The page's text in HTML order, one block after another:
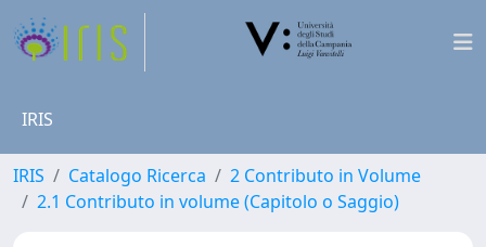
IRIS
IRIS Catalogo Ricerca
2 Contributo in Volume
2.1 Contributo in volume (Capitolo o Saggio)